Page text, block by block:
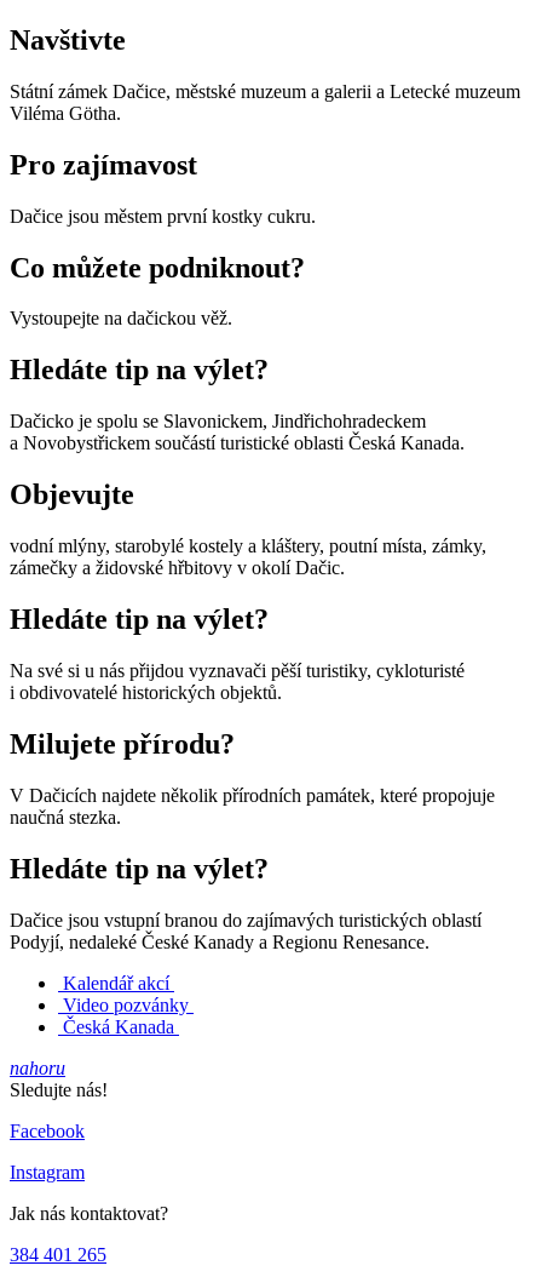
Navštivte
Státní zámek Dačice, městské muzeum a galerii a Letecké muzeum
Viléma Götha.
Pro zajímavost
Dačice jsou městem první kostky cukru.
Co můžete podniknout?
Vystoupejte na dačickou věž.
Hledáte tip na výlet?
Dačicko je spolu se Slavonickem, Jindřichohradeckem
a Novobystřickem součástí turistické oblasti Česká Kanada.
Objevujte
vodní mlýny, starobylé kostely a kláštery, poutní místa, zámky,
zámečky a židovské hřbitovy v okolí Dačic.
Hledáte tip na výlet?
Na své si u nás přijdou vyznavači pěší turistiky, cykloturisté
i obdivovatelé historických objektů.
Milujete přírodu?
V Dačicích najdete několik přírodních památek, které propojuje
naučná stezka.
Hledáte tip na výlet?
Dačice jsou vstupní branou do zajímavých turistických oblastí
Podyjí, nedaleké České Kanady a Regionu Renesance.
Kalendář akcí
Video pozvánky
Česká Kanada
nahoru
Sledujte nás!
Facebook
Instagram
Jak nás kontaktovat?
384 401 265